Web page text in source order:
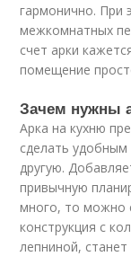
гармонично. При
межкомнатных
счет арки
помещение
Зачем нужны
Арка на кухню
сделать удобным
другую.
привычную
много, то можно
конструкция с
лепниной,